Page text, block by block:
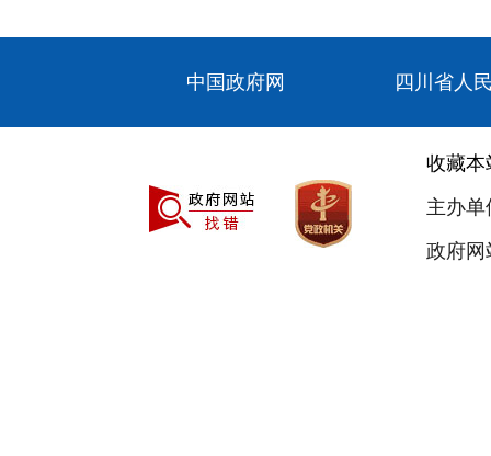
中国政府网 四川省人
收藏本
主办
政府网